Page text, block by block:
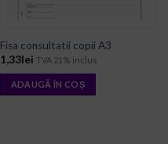
Fisa consultatii copii A3
1,33lei TVA 21% inclus
ADAUGĂ ÎN COȘ